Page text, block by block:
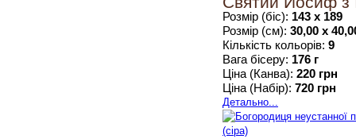
Розмір (біс): 143 х 189
Розмір (см): 30,00 х
Кількість кольорів: 9
Вага бісеру: 176 г
Ціна (Канва): 220 грн
Ціна (Набір): 720 грн
Детально...